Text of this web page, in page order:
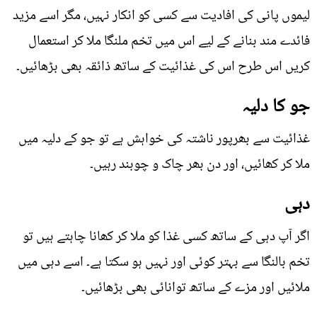
لیموں پانی کی افادیت سے کسی کو انکار نہیں، مگر اسے مزید
فائدے مند بنانے کے لیے اس میں تخم ملنگا ملا کر استعمال
کریں اس طرح اس کی غذائیت کے ساتھ ذائقہ بھی بڑھائیں۔
جو کا دلیہ
غذائیت سے بھرپور ناشتہ کی خواہش ہے تو جو کے دلیہ میں
ملا کر کھائیں، اور دن بھر چاک و چوبند رہیں۔
دہی
اگر آپ دہی کے ساتھ کسی غذا کو ملا کر کھانا چاہتے ہیں تو
تخم بالنگا سے بہتر کوئی اور نہیں ہو سکتا ہے۔ اسے دہی میں
ملائیں اور مزے کے ساتھ توانائی بھی بڑھائیں۔